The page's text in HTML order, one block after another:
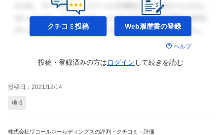
クチコミ投稿 Web履歴書の登録
ヘルプ
投稿・登録済みの方はログイン して続きを読む
投稿日： 2021/12/14
0
株式会社ワコールホールディングスの評判・クチコミ・評価